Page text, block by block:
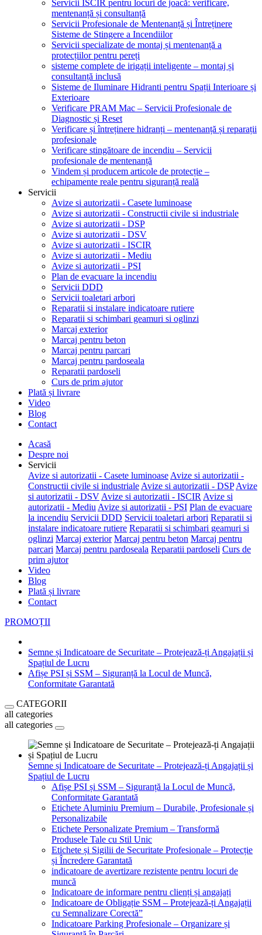
Servicii ISCIR pentru locuri de joacă: verificare,
mentenanță și consultanță
Servicii Profesionale de Mentenanță și Întreținere
Sisteme de Stingere a Incendiilor
Servicii specializate de montaj și mentenanță a
protecțiilor pentru pereți
sisteme complete de irigații inteligente – montaj și
consultanță inclusă
Sisteme de Iluminare Hidranti pentru Spații Interioare și
Exterioare
Verificare PRAM Mac – Servicii Profesionale de
Diagnostic și Reset
Verificare și întreținere hidranți – mentenanță și reparații
profesionale
Verificare stingătoare de incendiu – Servicii
profesionale de mentenanță
Vindem și producem articole de protecție –
echipamente reale pentru siguranță reală
Servicii
Avize si autorizatii - Casete luminoase
Avize si autorizatii - Constructii civile si industriale
Avize si autorizatii - DSP
Avize si autorizatii - DSV
Avize si autorizatii - ISCIR
Avize si autorizatii - Mediu
Avize si autorizatii - PSI
Plan de evacuare la incendiu
Servicii DDD
Servicii toaletari arbori
Reparatii si instalare indicatoare rutiere
Reparatii si schimbari geamuri si oglinzi
Marcaj exterior
Marcaj pentru beton
Marcaj pentru parcari
Marcaj pentru pardoseala
Reparatii pardoseli
Curs de prim ajutor
Plată și livrare
Video
Blog
Contact
Acasă
Despre noi
Servicii
Avize si autorizatii - Casete luminoase Avize si autorizatii -
Constructii civile si industriale Avize si autorizatii - DSP Avize
si autorizatii - DSV Avize si autorizatii - ISCIR Avize si
autorizatii - Mediu Avize si autorizatii - PSI Plan de evacuare
la incendiu Servicii DDD Servicii toaletari arbori Reparatii si
instalare indicatoare rutiere Reparatii si schimbari geamuri si
oglinzi Marcaj exterior Marcaj pentru beton Marcaj pentru
parcari Marcaj pentru pardoseala Reparatii pardoseli Curs de
prim ajutor
Video
Blog
Plată și livrare
Contact
PROMOȚII
Semne și Indicatoare de Securitate – Protejează-ți Angajații și
Spațiul de Lucru
Afișe PSI și SSM – Siguranță la Locul de Muncă,
Conformitate Garantată
CATEGORII
all categories
all categories
Semne și Indicatoare de Securitate – Protejează-ți Angajații și
Spațiul de Lucru
Afișe PSI și SSM – Siguranță la Locul de Muncă,
Conformitate Garantată
Etichete Aluminiu Premium – Durabile, Profesionale și
Personalizabile
Etichete Personalizate Premium – Transformă
Produsele Tale cu Stil Unic
Etichete și Sigilii de Securitate Profesionale – Protecție
și Încredere Garantată
indicatoare de avertizare rezistente pentru locuri de
muncă
Indicatoare de informare pentru clienți și angajați
Indicatoare de Obligație SSM – Protejează-ți Angajații
cu Semnalizare Corectă”
Indicatoare Parking Profesionale – Organizare și